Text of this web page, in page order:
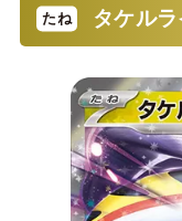
タケル